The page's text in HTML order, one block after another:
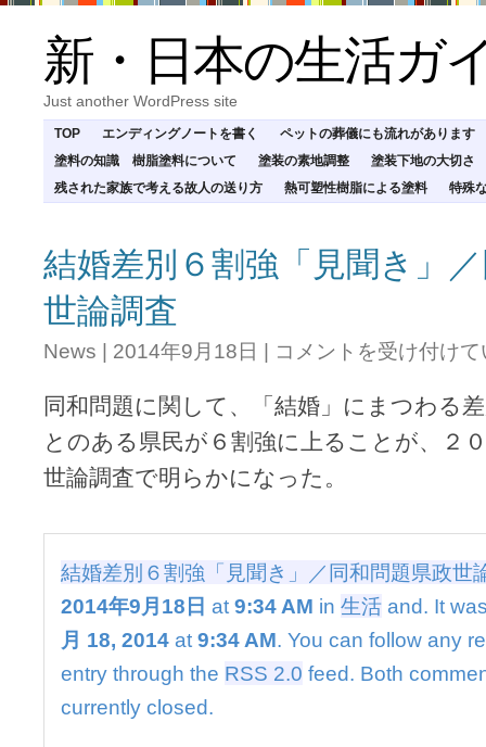
新・日本の生活ガ
Just another WordPress site
TOP エンディングノートを書く
ペットの葬儀にも流れがあります
塗料の知識 樹脂塗料について
塗装の素地調整
塗装下地の大切さ
残された家族で考える故人の送り方
熱可塑性樹脂による塗料 特殊
結婚差別６割強「見聞き」
世論調査
News | 2014年9月18日 | 結
別
６
割
強
き」
／
同
和
題
県
コメントを受け付け
同和問題に関して、「結婚」にまつわる
とのある県民が６割強に上ることが、２
世論調査で明らかになった。
結婚差別６割強「見聞き」／同和問題県政世
2014年9月18日 at 9:34 AM in 生活 and. It
月 18, 2014 at 9:34 AM. You can follow any
entry through the RSS 2.0 feed. Both
currently closed.